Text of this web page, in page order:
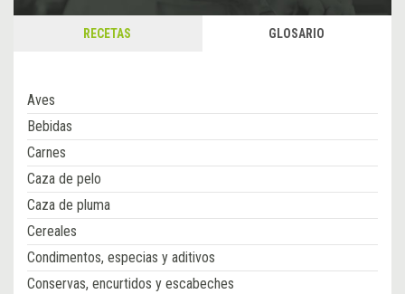
RECETAS GLOSARIO
Aves
Bebidas
Carnes
Caza de pelo
Caza de pluma
Cereales
Condimentos, especias y aditivos
Conservas, encurtidos y escabeches